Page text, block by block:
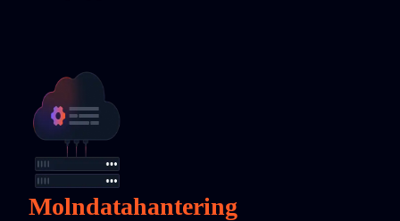
Molndatahantering